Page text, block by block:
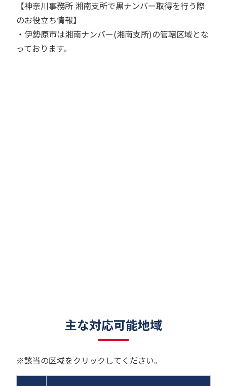
【神奈川事務所 湘南支所で黒ナンバー取得を行う際
のお役立ち情報】
・伊勢原市は湘南ナンバー(湘南支所)の管轄区域とな
っております。
主な対応可能地域
※該当の区域をクリックしてください。